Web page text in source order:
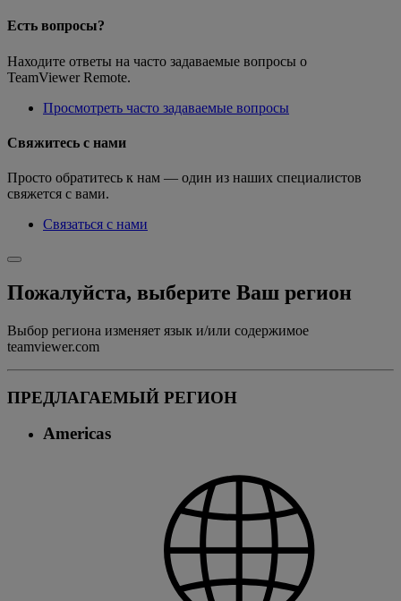
Есть вопросы?
Находите ответы на часто задаваемые вопросы о
TeamViewer Remote.
Просмотреть часто задаваемые вопросы
Свяжитесь с нами
Просто обратитесь к нам — один из наших специалистов
свяжется с вами.
Связаться с нами
Пожалуйста, выберите Ваш регион
Выбор региона изменяет язык и/или содержимое
teamviewer.com
ПРЕДЛАГАЕМЫЙ РЕГИОН
Americas